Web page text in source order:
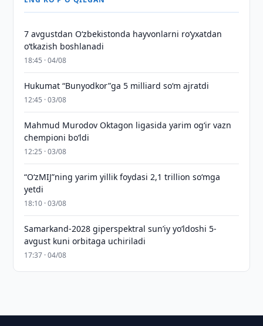
7 avgustdan O‘zbekistonda hayvonlarni ro‘yxatdan
o‘tkazish boshlanadi
18:45 · 04/08
Hukumat “Bunyodkor”ga 5 milliard so‘m ajratdi
12:45 · 03/08
Mahmud Murodov Oktagon ligasida yarim og‘ir vazn
chempioni bo‘ldi
12:25 · 03/08
“O‘zMIJ”ning yarim yillik foydasi 2,1 trillion so‘mga
yetdi
18:10 · 03/08
Samarkand-2028 giperspektral sun’iy yo‘ldoshi 5-
avgust kuni orbitaga uchiriladi
17:37 · 04/08